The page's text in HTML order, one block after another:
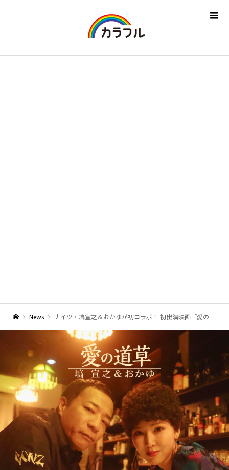
News ナイツ・塙宣之＆おかゆが初コラボ！ 初出演映画「愛の道草」主題歌でど真ん中のムード歌謡をデュエット